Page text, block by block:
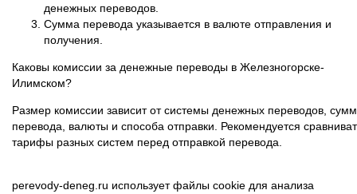
денежных переводов.
Сумма перевода указывается в валюте отправления и
получения.
Каковы комиссии за денежные переводы в Железногорске-
Илимском?
Размер комиссии зависит от системы денежных переводов,
перевода, валюты и способа отправки. Рекомендуется
тарифы разных систем перед отправкой перевода.
perevody-deneg.ru использует файлы cookie для анализа